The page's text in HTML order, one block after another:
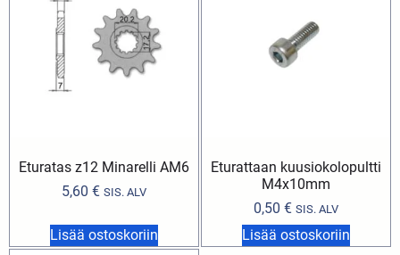
Eturatas z12 Minarelli AM6
5,60 € SIS. ALV
Lisää ostoskoriin
Eturattaan kuusiokolopultti
M4x10mm
0,50 € SIS. ALV
Lisää ostoskoriin